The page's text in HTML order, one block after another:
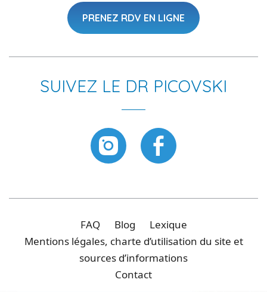
PRENEZ RDV EN LIGNE
SUIVEZ LE DR PICOVSKI
FAQ Blog
Lexique
Mentions légales, charte d’utilisation du site et
sources d’informations
Contact